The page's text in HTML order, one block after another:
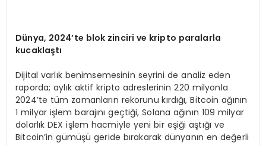
Dünya, 2024’te blok zinciri ve kripto paralarla
kucaklaştı
Dijital varlık benimsemesinin seyrini de analiz eden
raporda; aylık aktif kripto adreslerinin 220 milyonla
2024’te tüm zamanların rekorunu kırdığı, Bitcoin ağının
1 milyar işlem barajını geçtiği, Solana ağının 109 milyar
dolarlık DEX işlem hacmiyle yeni bir eşiği aştığı ve
Bitcoin’in gümüşü geride bırakarak dünyanın en değerli